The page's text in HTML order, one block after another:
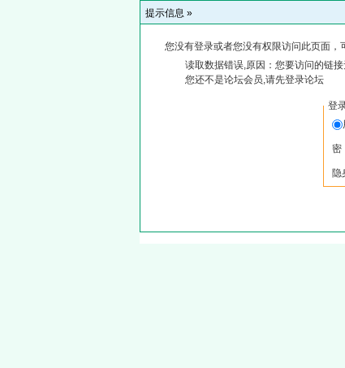
提示信息 »
您没有登录或者您没有权限访问此页面，
读取数据错误,原因：您要访问的链
您还不是论坛会员,请先登录论坛
登
密
隐